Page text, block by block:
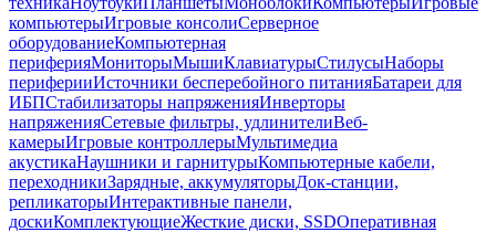
компьютерыИгровые консолиСерверное
оборудованиеКомпьютерная
периферияМониторыМышиКлавиатурыСтилусыНаборы
периферииИсточники бесперебойного питанияБатареи для
ИБПСтабилизаторы напряженияИнверторы
напряженияСетевые фильтры, удлинителиВеб-
камерыИгровые контроллерыМультимедиа
акустикаНаушники и гарнитурыКомпьютерные кабели,
переходникиЗарядные, аккумуляторыДок-станции,
репликаторыИнтерактивные панели,
доскиКомплектующиеЖесткие диски, SSDОперативная